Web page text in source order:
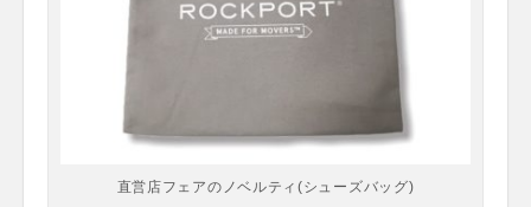
直営店フェアのノベルティ(シューズバッグ)